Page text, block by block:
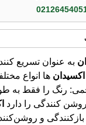
به عنوان تسریع
اکسیدان ها انواع
کنندگی را دارد